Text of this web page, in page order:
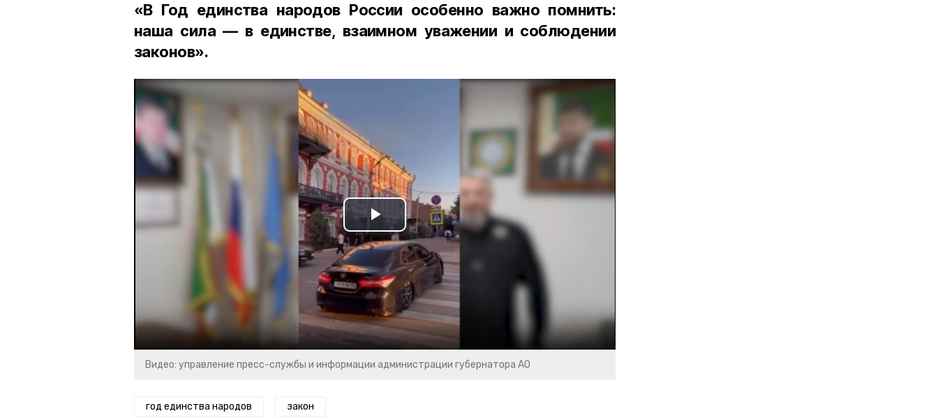
«В Год единства народов России особенно важно помнить:
наша сила — в единстве, взаимном уважении и соблюдении
законов».
Play
Video
Видео: управление пресс-службы и информации администрации губернатора АО
год единства народов закон